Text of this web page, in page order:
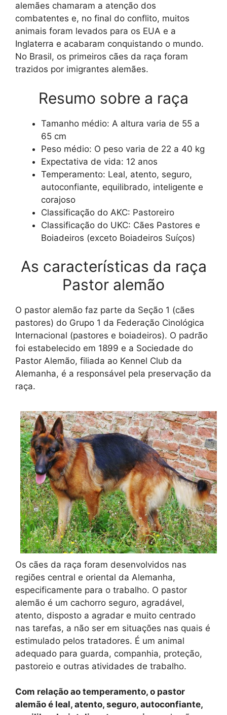
alemães chamaram a atenção dos
combatentes e, no final do conflito, muitos
animais foram levados para os EUA e a
Inglaterra e acabaram conquistando o mundo.
No Brasil, os primeiros cães da raça foram
trazidos por imigrantes alemães.
Resumo sobre a raça
Tamanho médio: A altura varia de 55 a
65 cm
Peso médio: O peso varia de 22 a 40 kg
Expectativa de vida: 12 anos
Temperamento: Leal, atento, seguro,
autoconfiante, equilibrado, inteligente e
corajoso
Classificação do AKC: Pastoreiro
Classificação do UKC: Cães Pastores e
Boiadeiros (exceto Boiadeiros Suíços)
As características da raça
Pastor alemão
O pastor alemão faz parte da Seção 1 (cães
pastores) do Grupo 1 da Federação Cinológica
Internacional (pastores e boiadeiros). O padrão
foi estabelecido em 1899 e a Sociedade do
Pastor Alemão, filiada ao Kennel Club da
Alemanha, é a responsável pela preservação da
raça.
Os cães da raça foram desenvolvidos nas
regiões central e oriental da Alemanha,
especificamente para o trabalho. O pastor
alemão é um cachorro seguro, agradável,
atento, disposto a agradar e muito centrado
nas tarefas, a não ser em situações nas quais é
estimulado pelos tratadores. É um animal
adequado para guarda, companhia, proteção,
pastoreio e outras atividades de trabalho.
Com relação ao temperamento, o pastor
alemão é leal, atento, seguro, autoconfiante,